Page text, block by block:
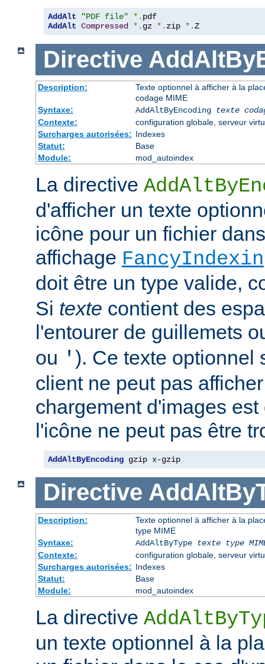
AddAlt "PDF file" *.
AddAlt Compressed *. gz *. zip *.Z
Directive
Description:
Texte optionnel à afficher à la
codage MIME
Syntaxe:
AddAltByEncoding texte
Contexte:
configuration globale, serveur
Surcharges autorisées: Indexes
Statut:
Base
Module:
mod_autoindex
La directive
d'afficher un texte
icône pour un fichier
affichage
doit être un type valide,
Si texte contient des
l'entourer de guillemets
ou ' ). Ce texte optionnel
client ne peut pas
chargement d'images
l'icône ne peut pas être
AddAltByEncoding gzip x-gzip
Directive
Description:
Texte optionnel à afficher à la
type MIME
Syntaxe:
AddAltByType texte
type
Contexte:
configuration globale, serveur
Surcharges autorisées: Indexes
Statut:
Base
Module:
mod_autoindex
La directive
un texte optionnel à la